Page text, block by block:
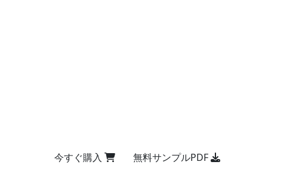
今すぐ購入 無料サンプルPDF